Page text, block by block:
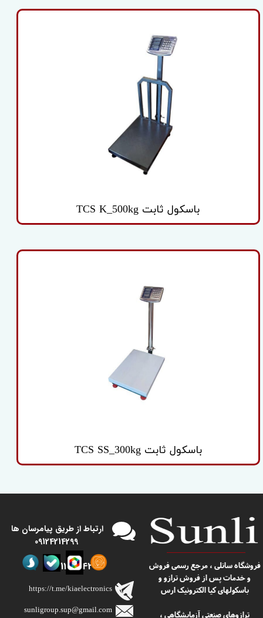
باسکول ثابت TCS K_500kg
باسکول ثابت TCS SS_300kg
​​فروشگاه سانلی ، مرجع رسمی فروش
و خدمات پس از فروش ترازو و
باسکولهای کیا الکترونیک ارس
ترازوهای صنعتی آزمایشگاهی ، sunligroup.sup@gmail.com​​​​​​​
https://t.me/kiaelectronics
​​ارتباط از طریق پیامرسان ها
09124214299
09124214299